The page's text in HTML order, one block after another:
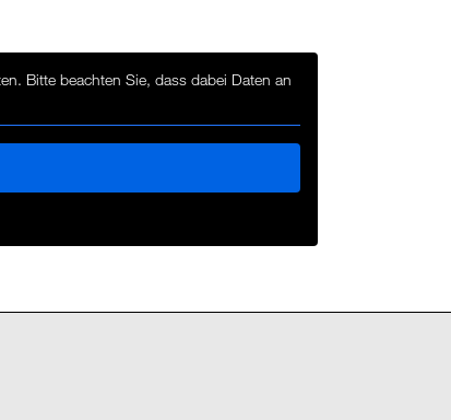
Bitte beachten Sie, dass dabei Daten an